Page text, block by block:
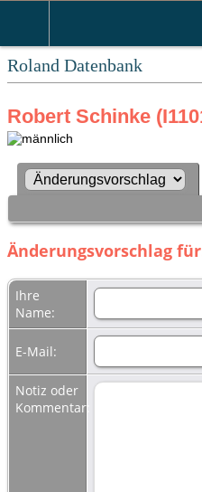
Roland Datenbank
Robert Schinke
Änderungsvorschlag
Ihre
Name:
E-Mail:
Notiz oder
Kommentar: